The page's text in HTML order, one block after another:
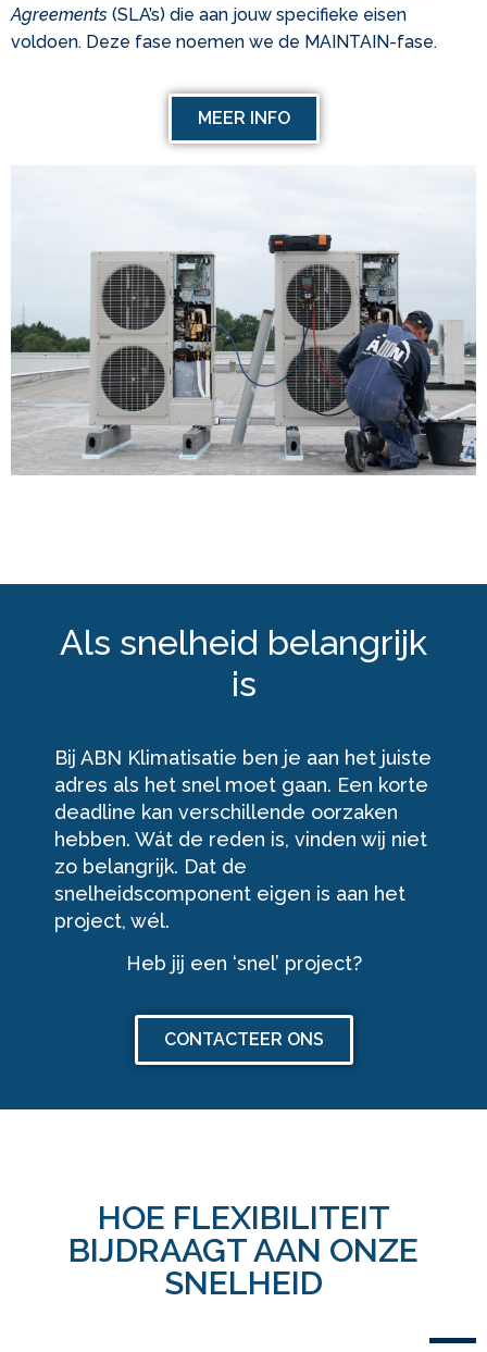
Agreements (SLA’s) die aan jouw specifieke eisen
voldoen. Deze fase noemen we de MAINTAIN-fase.
MEER INFO
Als snelheid belangrijk
is
Bij ABN Klimatisatie ben je aan het juiste
adres als het snel moet gaan. Een korte
deadline kan verschillende oorzaken
hebben. Wát de reden is, vinden wij niet
zo belangrijk. Dat de
snelheidscomponent eigen is aan het
project, wél.
Heb jij een ‘snel’ project?
CONTACTEER ONS
HOE FLEXIBILITEIT
BIJDRAAGT AAN ONZE
SNELHEID